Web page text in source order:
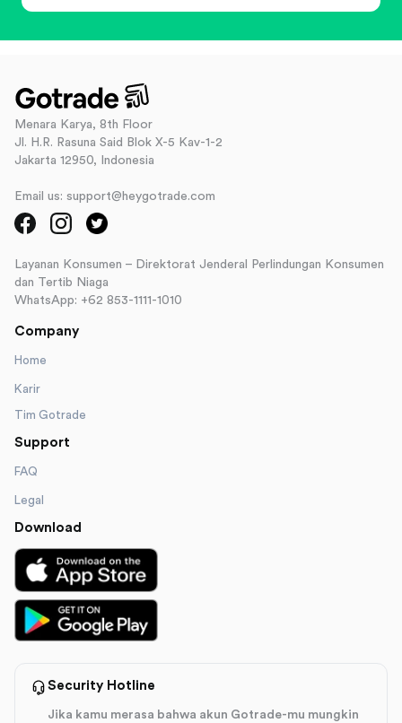
Menara Karya, 8th Floor
Jl. H.R. Rasuna Said Blok X-5 Kav-1-2
Jakarta 12950, Indonesia
Email us: support@heygotrade.com
Layanan Konsumen – Direktorat Jenderal Perlindungan Konsumen
dan Tertib Niaga
WhatsApp: +62 853-1111-1010
Company
Home
Karir
Tim Gotrade
Support
FAQ
Legal
Download
Security Hotline
Jika kamu merasa bahwa akun Gotrade-mu mungkin